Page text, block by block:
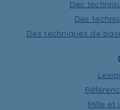
Des
Des
Des techniques de
Mille et